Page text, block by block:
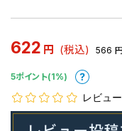
622 円 (税込) 566
5ポイント(1%)
レビュ